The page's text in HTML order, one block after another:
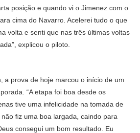
posição e quando vi o Jimenez com o
cima do Navarro. Acelerei tudo o que
volta e senti que nas três últimas voltas
explicou o piloto.
a prova de hoje marcou o início de um
“A etapa foi boa desde os
tive uma infelicidade na tomada de
fiz uma boa largada, caindo para
consegui um bom resultado. Eu